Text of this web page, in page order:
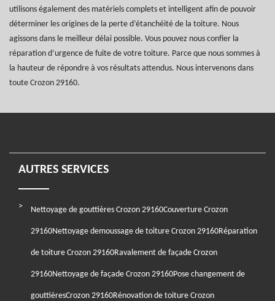
utilisons également des matériels complets et intelligent afin de pouvoir
déterminer les origines de la perte d’étanchéité de la toiture. Nous
agissons dans le meilleur délai possible. Vous pouvez nous confier la
réparation d’urgence de fuite de votre toiture. Parce que nous sommes à
la hauteur de répondre à vos résultats attendus. Nous intervenons dans
toute Crozon 29160.
AUTRES SERVICES
Nettoyage de gouttières Crozon 29160Couverture Crozon
29160Nettoyage demoussage de toiture Crozon 29160Réparation
de toiture Crozon 29160Ravalement de façade Crozon
29160Nettoyage de façade Crozon 29160Pose changement de
gouttièresCrozon 29160Rénovation de toiture Crozon